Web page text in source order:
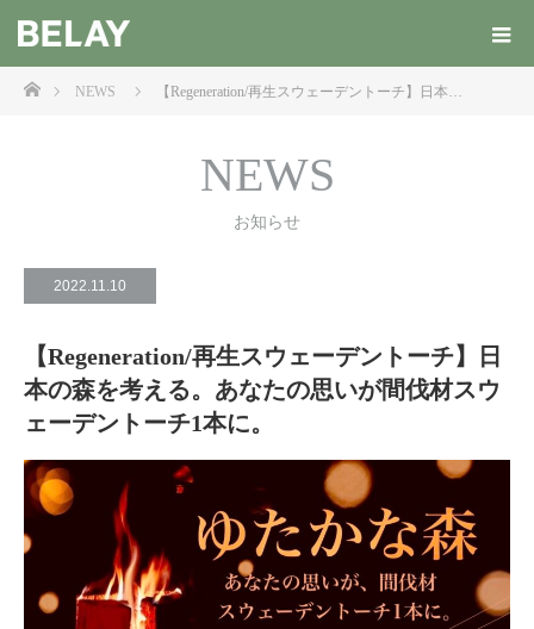
ホームNEWS 【Regeneration/再生スウェーデントーチ】日本…
NEWS
お知らせ
2022.11.10
【Regeneration/再生スウェーデントーチ】日
本の森を考える。あなたの思いが間伐材スウ
ェーデントーチ1本に。